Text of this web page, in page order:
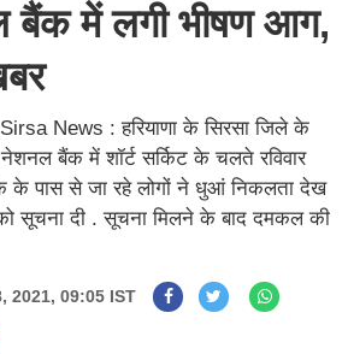
बैंक में लगी भीषण आग,
News : हरियाणा के सिरसा जिले के
नेशनल बैंक में शॉर्ट सर्किट के चलते रविवार
के पास से जा रहे लोगों ने धुआं निकलता देख
सूचना दी . सूचना मिलने के बाद दमकल की
2021, 09:05 IST